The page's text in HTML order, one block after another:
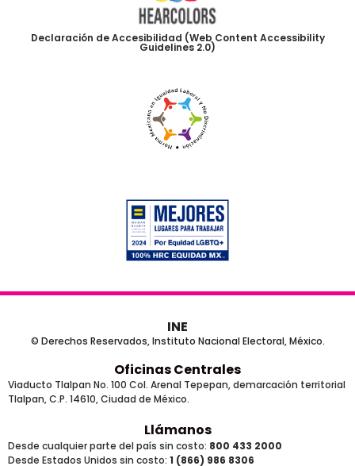
Declaración de Accesibilidad (Web Content Accessibility
Guidelines 2.0)
INE
© Derechos Reservados, Instituto Nacional Electoral, México.
Oficinas Centrales
Viaducto Tlalpan No. 100 Col. Arenal Tepepan, demarcación territorial
Tlalpan, C.P. 14610, Ciudad de México.
Llámanos
Desde cualquier parte del país sin costo: 800 433 2000
Desde Estados Unidos sin costo: 1 (866) 986 8306